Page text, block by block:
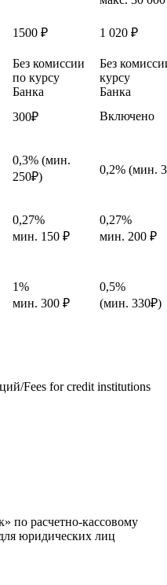
1500 ₽ 1 020 ₽
Без комиссии
по курсу
Банка
Без
курсу
Банка
300₽
Включено
0,3% (мин.
250₽)
0,2% (мин.
0,27%
мин. 150 ₽
0,27%
мин. 200 ₽
1%
мин. 300 ₽
0,5%
(мин. 330₽)
Fees for credit institutions
по расчетно-кассовому
юридических лиц